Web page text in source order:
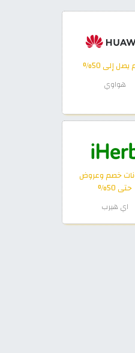
إلى 50%
هواوي
خصم وعروض
حتى 50%
اي هيرب